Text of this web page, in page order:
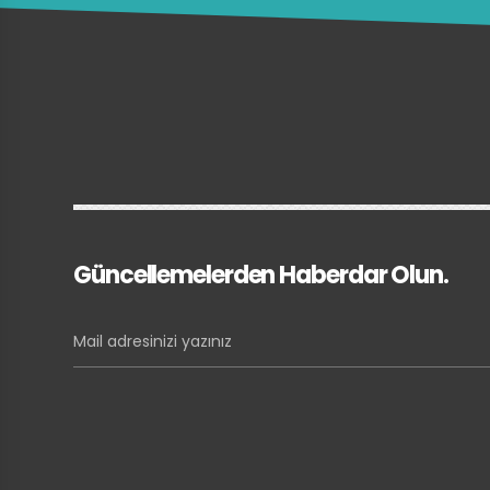
Güncellemelerden Haberdar Olun.